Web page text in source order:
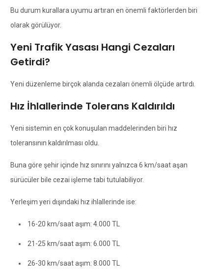
Bu durum kurallara uyumu artıran en önemli faktörlerden biri
olarak görülüyor.
Yeni Trafik Yasası Hangi Cezaları
Getirdi?
Yeni düzenleme birçok alanda cezaları önemli ölçüde artırdı.
Hız İhlallerinde Tolerans Kaldırıldı
Yeni sistemin en çok konuşulan maddelerinden biri hız
toleransının kaldırılması oldu.
Buna göre şehir içinde hız sınırını yalnızca 6 km/saat aşan
sürücüler bile cezai işleme tabi tutulabiliyor.
Yerleşim yeri dışındaki hız ihlallerinde ise:
16-20 km/saat aşım: 4.000 TL
21-25 km/saat aşım: 6.000 TL
26-30 km/saat aşım: 8.000 TL